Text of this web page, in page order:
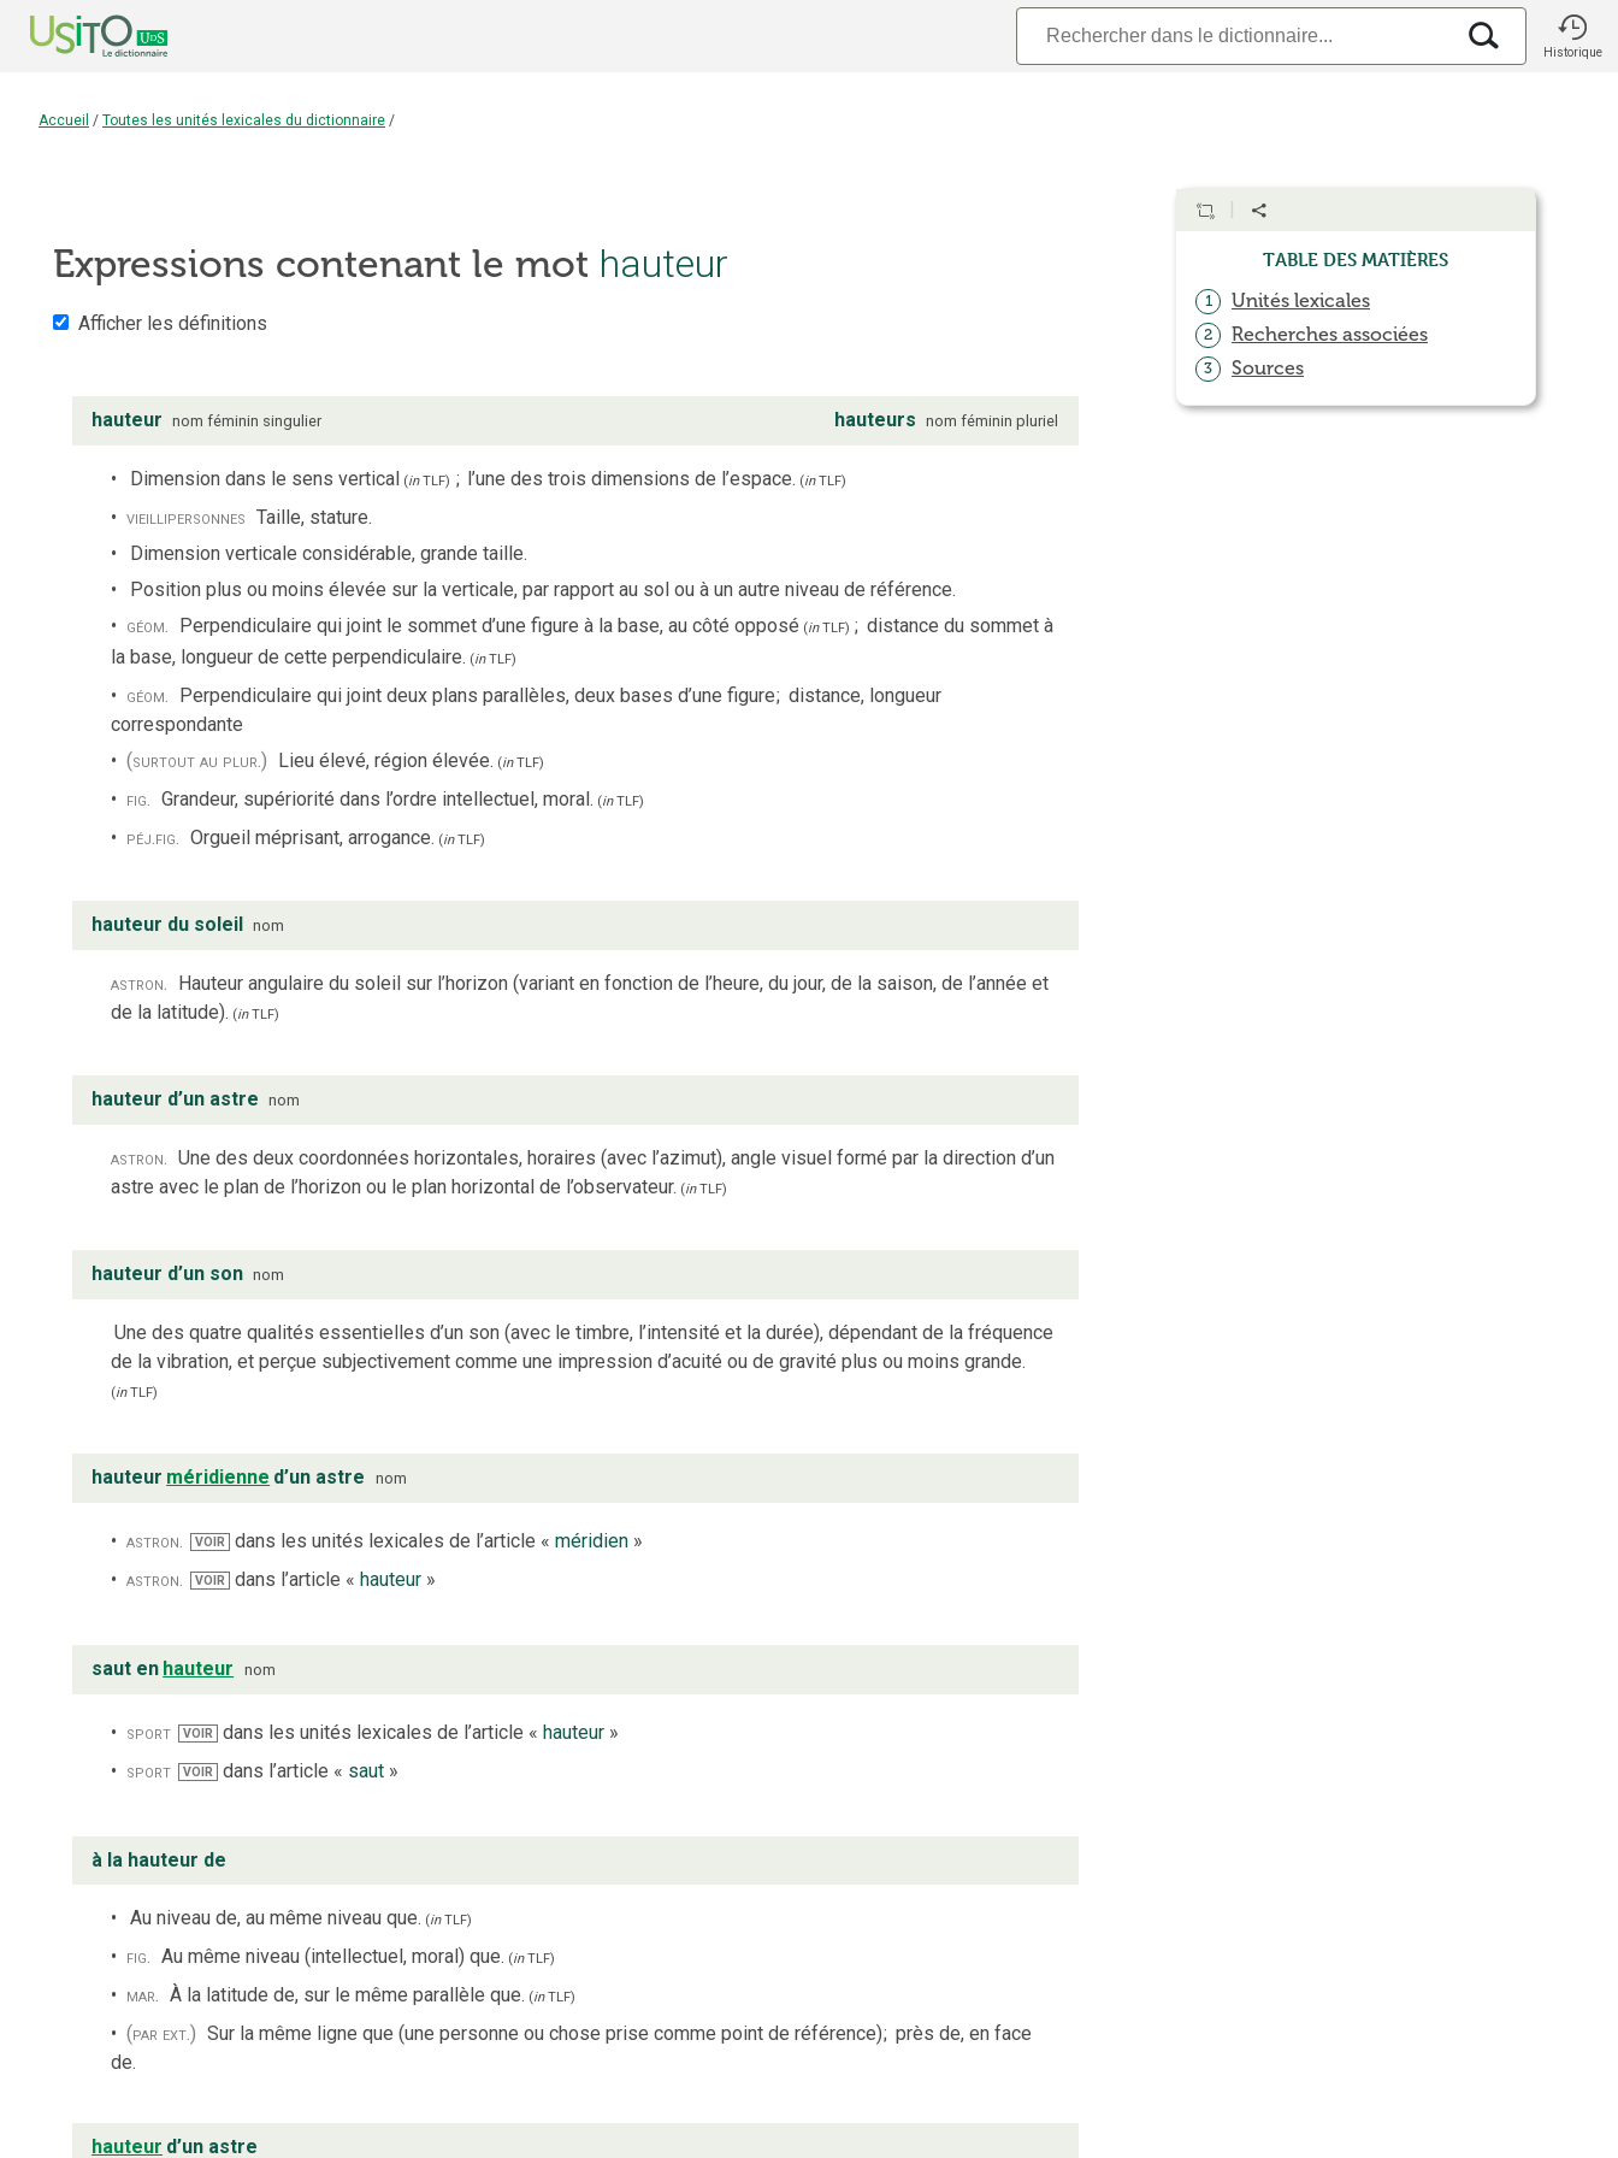
Historique
Accueil / Toutes les unités lexicales du dictionnaire /
Expressions contenant le mot hauteur
Afficher les définitions
hauteur nom féminin singulier hauteurs nom féminin pluriel
Dimension dans le sens vertical (inTLF) ; l’une des trois dimensions de l’espace. (inTLF)
vieillipersonnes Taille, stature.
Dimension verticale considérable, grande taille.
Position plus ou moins élevée sur la verticale, par rapport au sol ou à un autre niveau de référence.
géom. Perpendiculaire qui joint le sommet d’une figure à la base, au côté opposé (inTLF) ; distance du sommet à
la base, longueur de cette perpendiculaire. (inTLF)
géom. Perpendiculaire qui joint deux plans parallèles, deux bases d’une figure; distance, longueur
correspondante
(surtout au plur.) Lieu élevé, région élevée. (inTLF)
fig. Grandeur, supériorité dans l’ordre intellectuel, moral. (inTLF)
péj.fig. Orgueil méprisant, arrogance. (inTLF)
hauteur du soleil nom
astron. Hauteur angulaire du soleil sur l’horizon (variant en fonction de l’heure, du jour, de la saison, de l’année et
de la latitude). (inTLF)
hauteur d’un astre nom
astron. Une des deux coordonnées horizontales, horaires (avec l’azimut), angle visuel formé par la direction d’un
astre avec le plan de l’horizon ou le plan horizontal de l’observateur. (inTLF)
hauteur d’un son nom
Une des quatre qualités essentielles d’un son (avec le timbre, l’intensité et la durée), dépendant de la fréquence
de la vibration, et perçue subjectivement comme une impression d’acuité ou de gravité plus ou moins grande.
(inTLF)
hauteur méridienne d’un astre nom
astron. VOIR dans les unités lexicales de l’article « méridien»
astron.
VOIR dans l’article « hauteur»
saut en hauteur nom
sport VOIR dans les unités lexicales de l’article « hauteur»
sport
VOIR dans l’article « saut»
à la hauteur de
Au niveau de, au même niveau que. (inTLF)
fig. Au même niveau (intellectuel, moral) que. (inTLF)
mar. À la latitude de, sur le même parallèle que. (inTLF)
(par ext.) Sur la même ligne que (une personne ou chose prise comme point de référence); près de, en face
de.
hauteur d’un astre
Table des matières
1 Unités lexicales
2 Recherches associées
3 Sources